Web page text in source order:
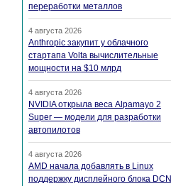
переработки металлов
4 августа 2026
Anthropic закупит у облачного
стартапа Volta вычислительные
мощности на $10 млрд
4 августа 2026
NVIDIA открыла веса Alpamayo 2
Super — модели для разработки
автопилотов
4 августа 2026
AMD начала добавлять в Linux
поддержку дисплейного блока